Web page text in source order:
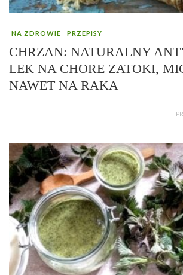
NA ZDROWIE PRZEPISY
CHRZAN: NATURALNY
LEK NA CHORE ZATOKI,
NAWET NA RAKA